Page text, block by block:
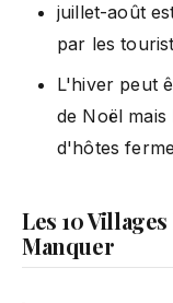
juillet-août
par les
L'hiver peut
de Noël
d'hôtes
Les 10
Manquer